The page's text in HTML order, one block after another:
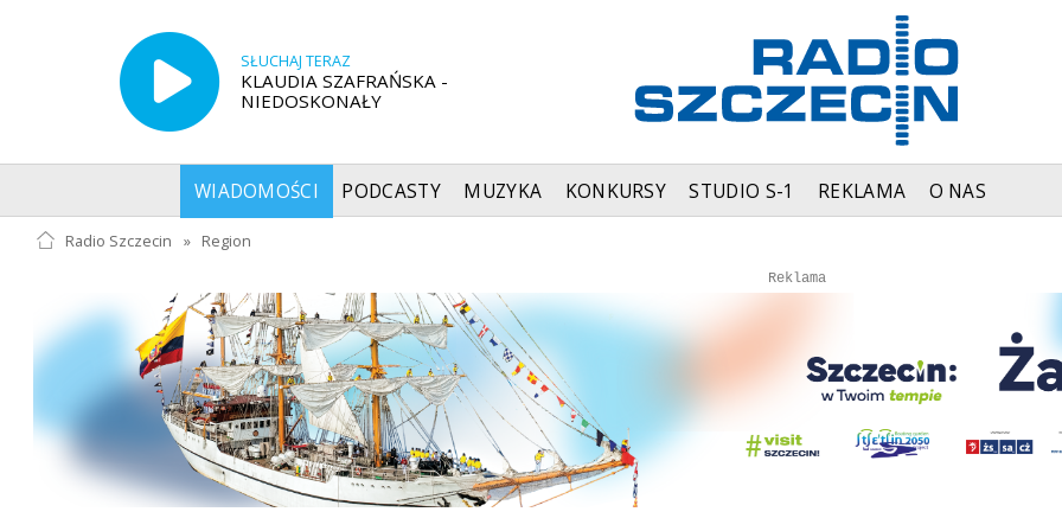
SŁUCHAJ TERAZ
KLAUDIA SZAFRAŃSKA -
NIEDOSKONAŁY
WIADOMOŚCI PODCASTY MUZYKA KONKURSY STUDIO S-1 REKLAMA O NAS
Radio Szczecin » Region
Reklama
Autopromocja
Autopromocja